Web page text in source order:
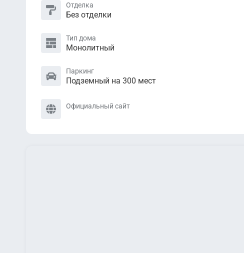
Отделка
Без отделки
Тип дома
Монолитный
Паркинг
Подземный на 300 мест
Официальный сайт